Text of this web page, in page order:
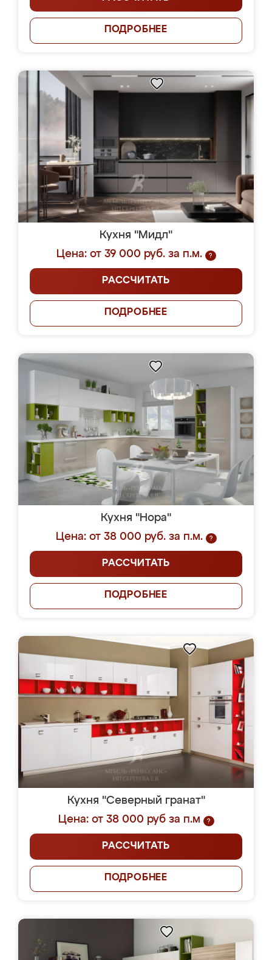
ПОДРОБНЕЕ
Кухня "Мидл"
Цена: от 39 000 руб. за п.м.
?
РАССЧИТАТЬ
ПОДРОБНЕЕ
Кухня "Нора"
Цена: от 38 000 руб. за п.м.
?
РАССЧИТАТЬ
ПОДРОБНЕЕ
Кухня "Северный гранат"
Цена: от 38 000 руб за п.м
?
РАССЧИТАТЬ
ПОДРОБНЕЕ